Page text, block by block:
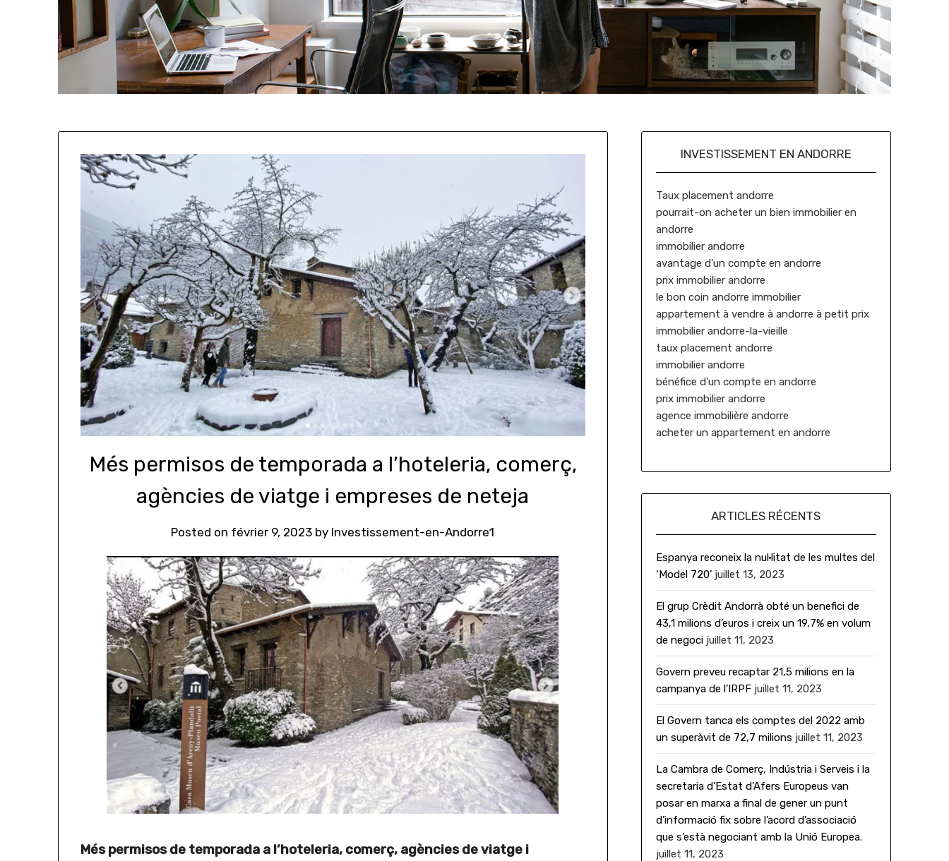
Més permisos de temporada a l’hoteleria, comerç,
agències de viatge i empreses de neteja
Posted on février 9, 2023 by Investissement-en-Andorre1
Més permisos de temporada a l’hoteleria, comerç, agències de viatge i
INVESTISSEMENT EN ANDORRE
Taux placement andorre
pourrait-on acheter un bien immobilier en
andorre
immobilier andorre
avantage d'un compte en andorre
prix immobilier andorre
le bon coin andorre immobilier
appartement à vendre à andorre à petit prix
immobilier andorre-la-vieille
taux placement andorre
immobilier andorre
bénéfice d'un compte en andorre
prix immobilier andorre
agence immobilière andorre
acheter un appartement en andorre
ARTICLES RÉCENTS
Espanya reconeix la nul·litat de les multes del
‘Model 720’ juillet 13, 2023
El grup Crèdit Andorrà obté un benefici de
43,1 milions d’euros i creix un 19,7% en volum
de negoci juillet 11, 2023
Govern preveu recaptar 21,5 milions en la
campanya de l’IRPF juillet 11, 2023
El Govern tanca els comptes del 2022 amb
un superàvit de 72,7 milions juillet 11, 2023
La Cambra de Comerç, Indústria i Serveis i la
secretaria d’Estat d’Afers Europeus van
posar en marxa a final de gener un punt
d’informació fix sobre l’acord d’associació
que s’està negociant amb la Unió Europea.
juillet 11, 2023